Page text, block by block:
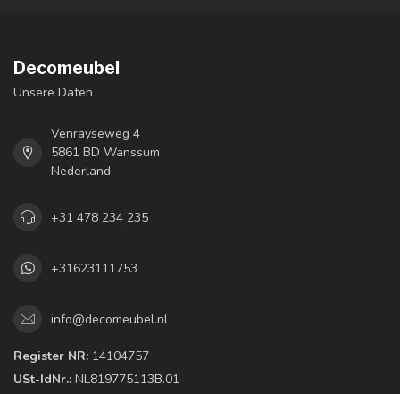
Decomeubel
Unsere Daten
Venrayseweg 4
5861 BD Wanssum
Nederland
+31 478 234 235
+31623111753
info@decomeubel.nl
Register NR: 14104757
USt-IdNr.: NL819775113B.01